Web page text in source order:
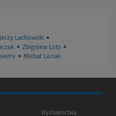
Jerzy Lachowski ●
● Zbigniew Luty ●
● Michał Leciak
Wydawnictwa